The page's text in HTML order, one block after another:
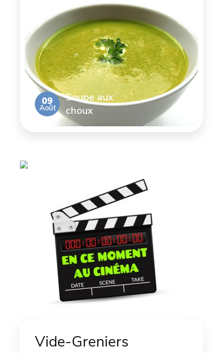
09
Août
Soupe aux
choux
Vide-Greniers